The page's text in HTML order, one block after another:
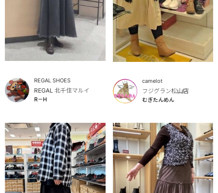
REGAL SHOES
REGAL 北千住マルイ
R－H
camelot
フジグラン松山店
むぎたんめん